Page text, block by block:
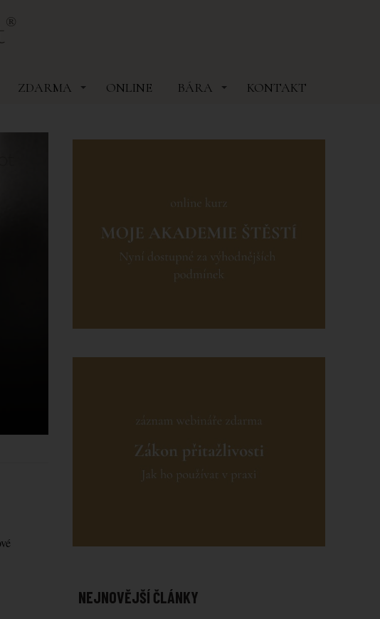
ZDARMA ONLINE BÁRA KONTAKT
NEJNOVĚJŠÍ ČLÁNKY